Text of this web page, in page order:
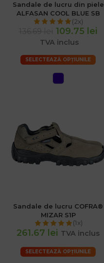
Sandale de lucru din piele
ALFASAN COOL BLUE SB
(2x)
109.75 lei
TVA inclus
SELECTEAZĂ OPȚIUNILE
Sandale de lucru COFRA®
MIZAR S1P
(1x)
261.67 lei TVA inclus
SELECTEAZĂ OPȚIUNILE